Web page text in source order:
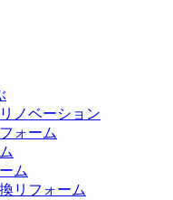
ノベーション
ォーム
ム
リフォーム